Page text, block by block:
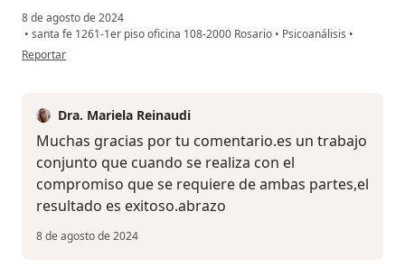
8 de agosto de 2024
• santa fe 1261-1er piso oficina 108-2000 Rosario • Psicoanálisis •
en opinión del usuario Yamila
Reportar
Dra. Mariela Reinaudi
Muchas gracias por tu comentario.es un trabajo
conjunto que cuando se realiza con el
compromiso que se requiere de ambas partes,el
resultado es exitoso.abrazo
8 de agosto de 2024